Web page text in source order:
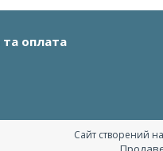
оплата
Сайт створений